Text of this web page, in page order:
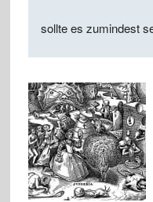
sollte es zumindest